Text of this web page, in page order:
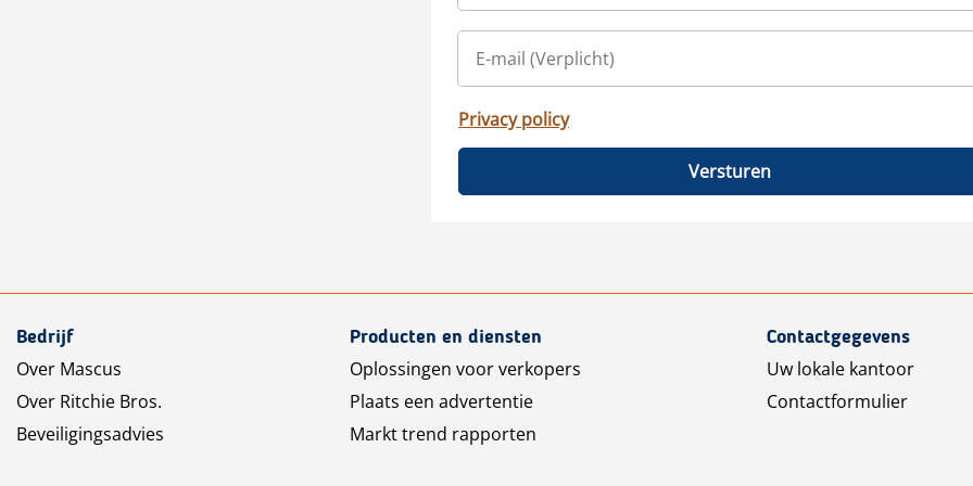
Privacy policy
Versturen
Bedrijf
Over Mascus
Over Ritchie Bros.
Beveiligingsadvies
Producten en diensten
Oplossingen voor verkopers
Plaats een advertentie
Markt trend rapporten
Contactgegevens
Uw lokale kantoor
Contactformulier